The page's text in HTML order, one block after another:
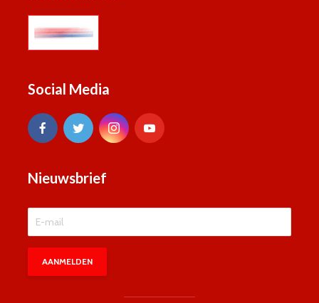
Social Media
Nieuwsbrief